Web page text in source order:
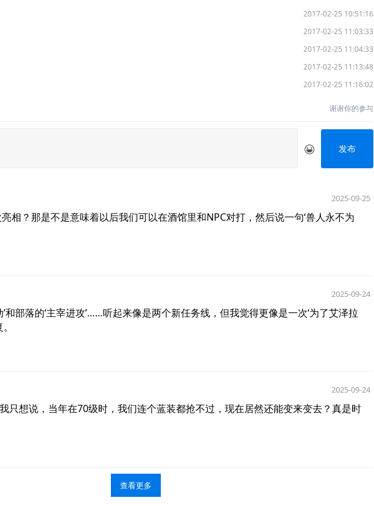
2017-02-25 10:51:16
2017-02-25 11:03:33
2017-02-25 11:04:33
2017-02-25 11:13:48
2017-02-25 11:16:02
谢谢你的参与
发布
2025-09-25
相？那是不是意味着以后我们可以在酒馆里和NPC对打，然后说一句‘兽人永不为
2025-09-24
’和部落的‘主宰进攻’……听起来像是两个新任务线，但我觉得更像是一次‘为了艾泽拉
2025-09-24
只想说，当年在70级时，我们连个蓝装都抢不过，现在居然还能变来变去？真是时
查看更多